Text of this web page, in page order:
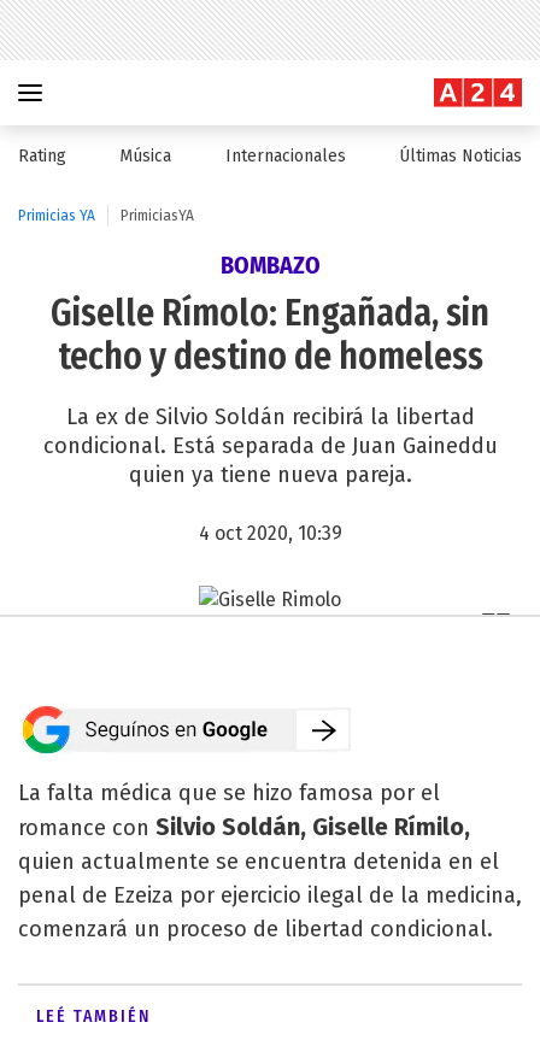
Rating Música Internacionales Últimas Noticias
Primicias YA PrimiciasYA
BOMBAZO
Giselle Rímolo: Engañada, sin
techo y destino de homeless
La ex de Silvio Soldán recibirá la libertad
condicional. Está separada de Juan Gaineddu
quien ya tiene nueva pareja.
4 oct 2020, 10:39
La falta médica que se hizo famosa por el
romance con Silvio Soldán, Giselle Rímilo,
quien actualmente se encuentra detenida en el
penal de Ezeiza por ejercicio ilegal de la medicina,
comenzará un proceso de libertad condicional.
LEÉ TAMBIÉN